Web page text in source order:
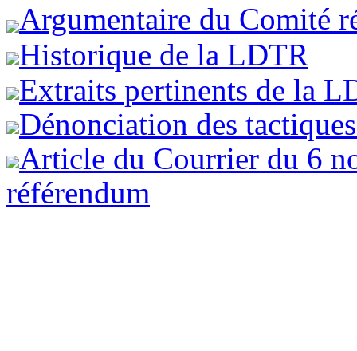
Argumentaire du Comité
Historique de la LDTR
Extraits pertinents de la
Dénonciation des
Article du Courrier du 6
référendum